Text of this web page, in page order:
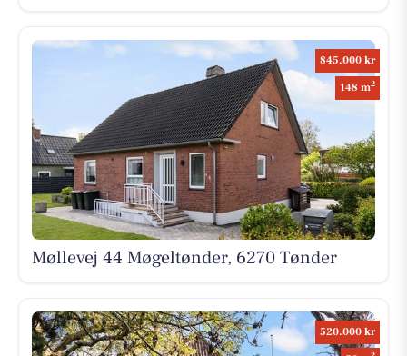
845.000 kr
148 m2
Møllevej 44 Møgeltønder, 6270 Tønder
520.000 kr